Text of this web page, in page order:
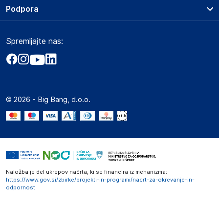
O podjetju
Obvestila za javnost
Akt o digitalnih storitvah
Marketplace za partnerje
Novosti
Storitve
Dostava, vnos in odvoz
Zavarovanje izdelkov
Podpora
Marketplace
Kako oddati naročilo?
Spremljajte nas:
© 2026 - Big Bang, d.o.o.
Naložba je del ukrepov načrta, ki se financira iz mehanizma:
https://www.gov.si/zbirke/projekti-in-programi/nacrt-za-okrevanje-in-
odpornost